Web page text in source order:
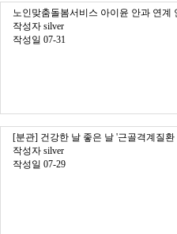
노인맞춤돌봄서비스 아이윤 안과 연계
작성자 silver
작성일 07-31
[분관] 건강한 날 좋은 날 '근골격계질
작성자 silver
작성일 07-29